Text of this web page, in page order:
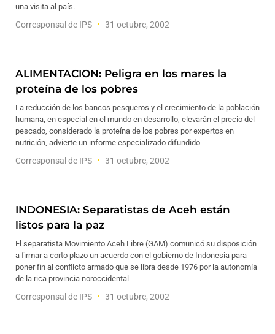
una visita al país.
Corresponsal de IPS 31 octubre, 2002
ALIMENTACION: Peligra en los mares la
proteína de los pobres
La reducción de los bancos pesqueros y el crecimiento de la población
humana, en especial en el mundo en desarrollo, elevarán el precio del
pescado, considerado la proteína de los pobres por expertos en
nutrición, advierte un informe especializado difundido
Corresponsal de IPS 31 octubre, 2002
INDONESIA: Separatistas de Aceh están
listos para la paz
El separatista Movimiento Aceh Libre (GAM) comunicó su disposición
a firmar a corto plazo un acuerdo con el gobierno de Indonesia para
poner fin al conflicto armado que se libra desde 1976 por la autonomía
de la rica provincia noroccidental
Corresponsal de IPS 31 octubre, 2002